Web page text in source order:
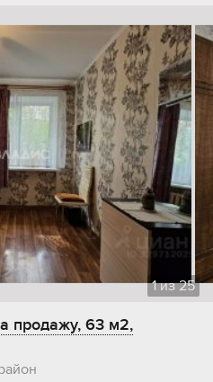
1из25
продажу, 63 м2,